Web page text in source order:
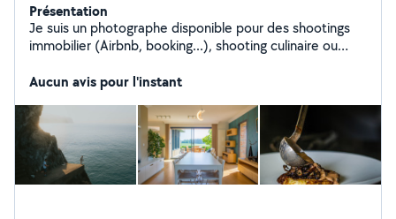
Présentation
Je suis un photographe disponible pour des shootings
immobilier (Airbnb, booking...), shooting culinaire ou
Aucun avis pour l'instant